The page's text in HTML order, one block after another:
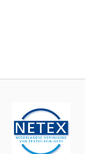
navigatie